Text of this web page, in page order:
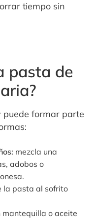
tiempo sin
pasta de
puede formar parte
mezcla una
adobos o
la pasta al sofrito
mantequilla o aceite